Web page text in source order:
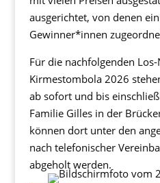
ausgerichtet, von denen
Gewinner*innen
Für die nachfolgenden
Kirmestombola 2026
ab sofort und bis
Familie Gilles in der
können dort unter den
nach telefonischer
abgeholt werden.